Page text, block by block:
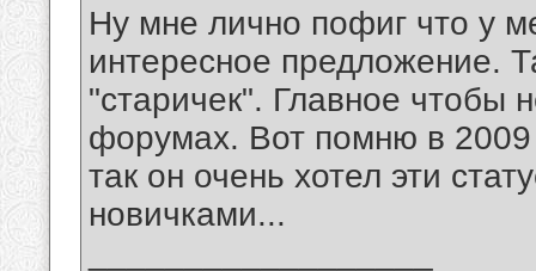
Ну мне лично пофиг что у
интересное предложение.
"старичек". Главное чтобы
форумах. Вот помню в 2009
так он очень хотел эти
новичками...